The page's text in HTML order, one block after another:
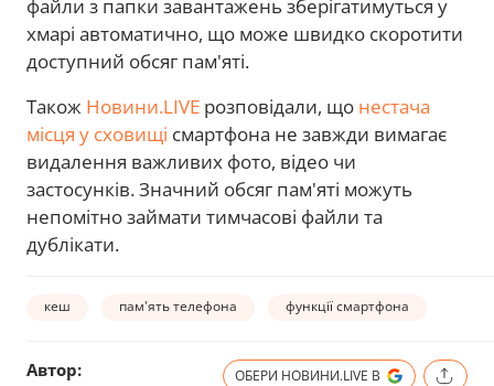
файли з папки завантажень зберігатимуться у
хмарі автоматично, що може швидко скоротити
доступний обсяг пам'яті.
Також Новини.LIVE розповідали, що нестача
місця у сховищі смартфона не завжди вимагає
видалення важливих фото, відео чи
застосунків. Значний обсяг пам'яті можуть
непомітно займати тимчасові файли та
дублікати.
кеш пам'ять телефона функції смартфона
Автор: ОБЕРИ НОВИНИ.LIVE В